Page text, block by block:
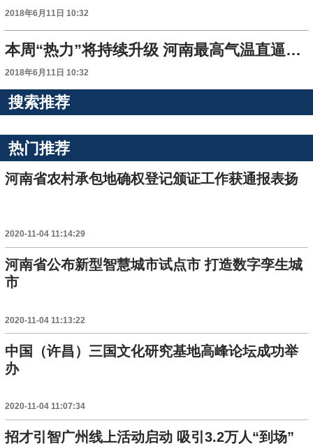
2018年6月11日 10:32
本周“热力”将持续升级 河南最高气温直逼40℃
2018年6月11日 10:32
搜索推荐
热门推荐
河南省农村承包地确权登记颁证工作获通报表扬
2020-11-04 11:14:29
河南省公布新型智慧城市试点市 打造数字孪生城
市
2020-11-04 11:13:22
中国（许昌）三国文化研究基地高峰论坛成功举
办
2020-11-04 11:07:34
招才引智广州线上活动启动 吸引3.2万人“到场”